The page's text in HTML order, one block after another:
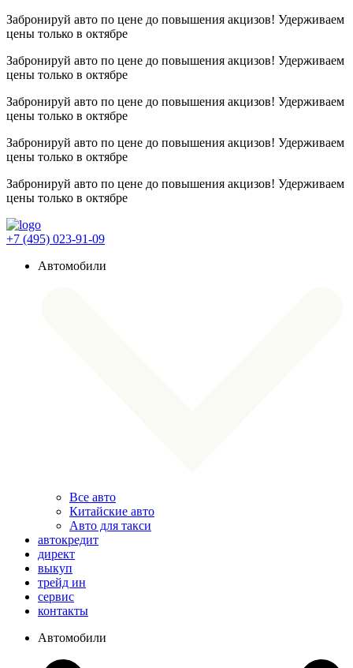
Забронируй авто по цене до повышения акцизов! Удерживаем
цены только в октябре
Забронируй авто по цене до повышения акцизов! Удерживаем
цены только в октябре
Забронируй авто по цене до повышения акцизов! Удерживаем
цены только в октябре
Забронируй авто по цене до повышения акцизов! Удерживаем
цены только в октябре
Забронируй авто по цене до повышения акцизов! Удерживаем
цены только в октябре
+7 (495) 023-91-09
Автомобили
Все авто
Китайские авто
Авто для такси
автокредит
директ
выкуп
трейд ин
сервис
контакты
Автомобили